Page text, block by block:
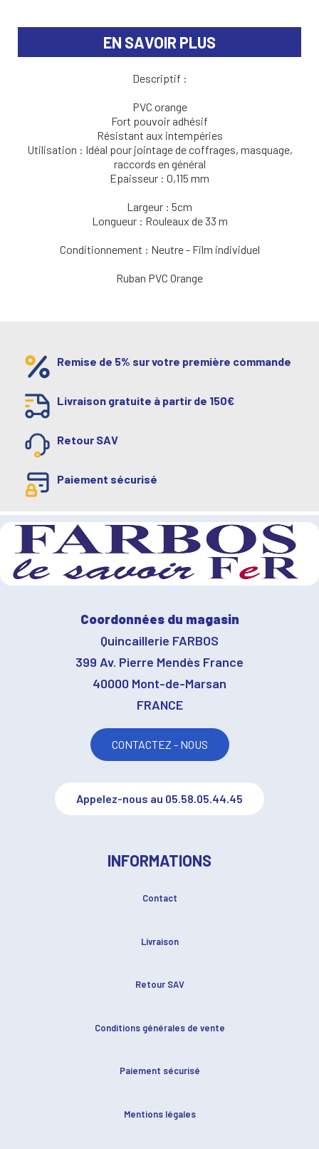
EN SAVOIR PLUS
Descriptif :
PVC orange
Fort pouvoir adhésif
Résistant aux intempéries
Utilisation : Idéal pour jointage de coffrages, masquage,
raccords en général
Epaisseur : 0,115 mm
Largeur : 5cm
Longueur : Rouleaux de 33 m
Conditionnement : Neutre - Film individuel
Ruban PVC Orange
Remise de 5% sur votre première commande
Livraison gratuite à partir de 150€
Retour SAV
Paiement sécurisé
Coordonnées du magasin
Quincaillerie FARBOS
399 Av. Pierre Mendès France
40000 Mont-de-Marsan
FRANCE
CONTACTEZ - NOUS
Appelez-nous au 05.58.05.44.45
INFORMATIONS
Contact
Livraison
Retour SAV
Conditions générales de vente
Paiement sécurisé
Mentions légales